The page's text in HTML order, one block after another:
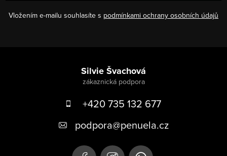
Vložením e-mailu souhlasíte s podmínkami ochrany osobních údajů
Silvie Švachová
+420 735 132 677
podpora@penuela.cz